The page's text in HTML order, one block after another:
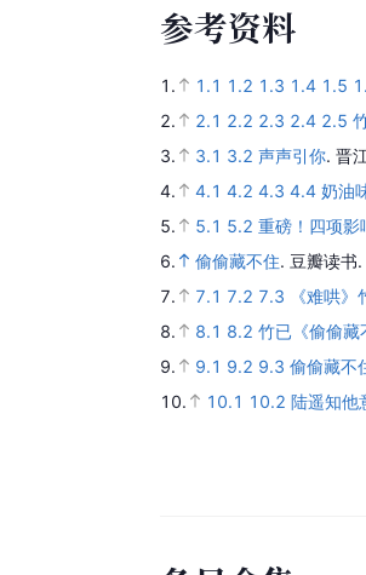
参考资料
1. 1.1 1.2 1.3 1.4 1.5
2.
2.1 2.2 2.3 2.4 2.5
3.
3.1 3.2 声声引你. 晋
4.
4.1 4.2 4.3 4.4 奶油
5.
5.1 5.2 重磅！四项
6.
偷偷藏不住. 豆瓣读书.
7.
7.1 7.2 7.3
《难哄》
8.
8.1 8.2 竹已《偷偷藏
9.
9.1 9.2 9.3 偷偷藏不
10.
10.1 10.2 陆遥知他